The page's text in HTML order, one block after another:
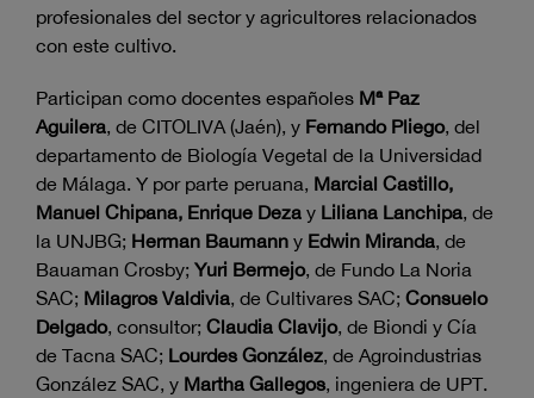
profesionales del sector y agricultores relacionados
con este cultivo.
Participan como docentes españoles Mª Paz
Aguilera, de CITOLIVA (Jaén), y Fernando Pliego, del
departamento de Biología Vegetal de la Universidad
de Málaga. Y por parte peruana, Marcial Castillo,
Manuel Chipana, Enrique Deza y Liliana Lanchipa, de
la UNJBG; Herman Baumann y Edwin Miranda, de
Bauaman Crosby; Yuri Bermejo, de Fundo La Noria
SAC; Milagros Valdivia, de Cultivares SAC; Consuelo
Delgado, consultor; Claudia Clavijo, de Biondi y Cía
de Tacna SAC; Lourdes González, de Agroindustrias
González SAC, y Martha Gallegos, ingeniera de UPT.